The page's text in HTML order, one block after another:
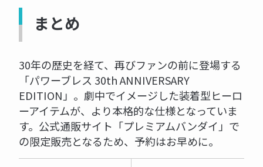
まとめ
30年の歴史を経て、再びファンの前に登場する
「パワーブレス 30th ANNIVERSARY
EDITION」。劇中でイメージした装着型ヒーロ
ーアイテムが、より本格的な仕様となっていま
す。公式通販サイト「プレミアムバンダイ」で
の限定販売となるため、予約はお早めに。